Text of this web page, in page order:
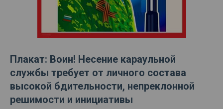
Плакат: Воин! Несение караульной
службы требует от личного состава
высокой бдительности, непреклонной
решимости и инициативы